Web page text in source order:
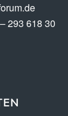
293 618 30